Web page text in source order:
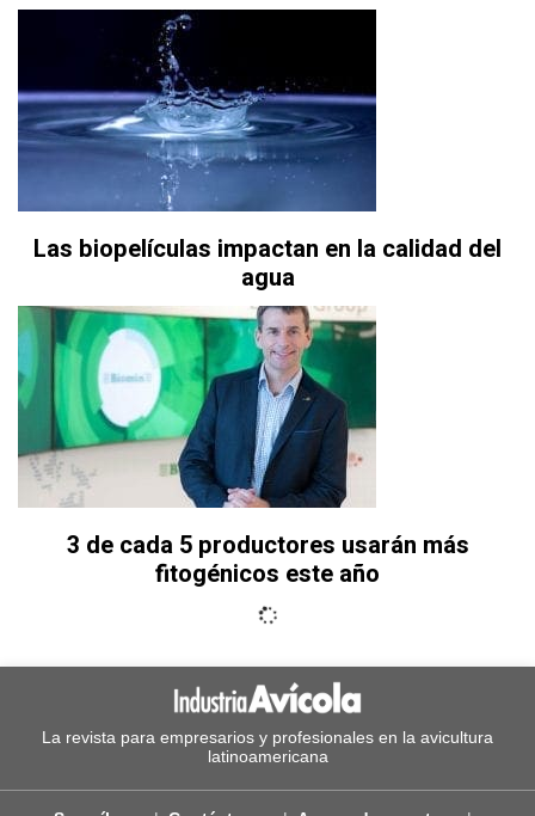
Las biopelículas impactan en la calidad del
agua
3 de cada 5 productores usarán más
fitogénicos este año
La revista para empresarios y profesionales en la avicultura
latinoamericana